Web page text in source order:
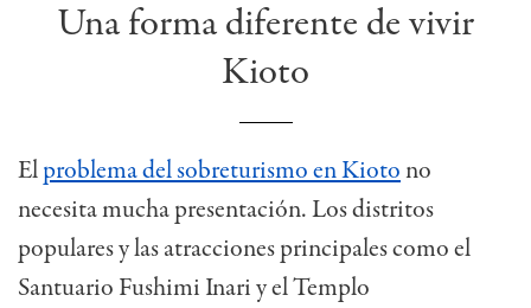
Una forma diferente de vivir
Kioto
Elproblema del sobreturismo en Kiotono
necesita mucha presentación. Los distritos
populares y las atracciones principales como el
Santuario Fushimi Inari y el Templo